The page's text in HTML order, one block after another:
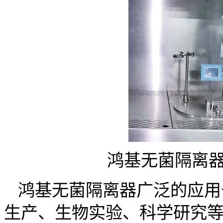
鸿基无菌隔离
鸿基无菌隔离器广泛的应
生产、生物实验、科学研究